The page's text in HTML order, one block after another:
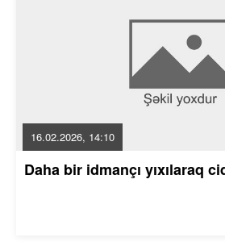
16.02.2026, 14:10
Daha bir idmançı yıxılaraq